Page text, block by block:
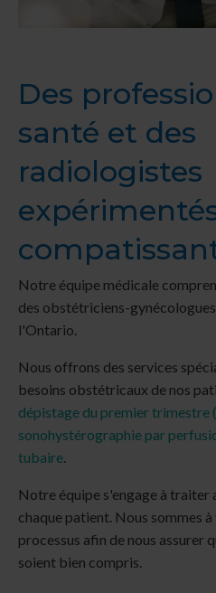
Des
santé et des
radiologistes
Notre équipe médicale
des obstétriciens-
l'Ontario.
Nous offrons des services
besoins obstétricaux de nos
dépistage du premier trimestre
sonohystérographie par
tubaire.
Notre équipe s'engage à traiter
chaque patient. Nous sommes
processus afin de nous assurer
soient bien compris.